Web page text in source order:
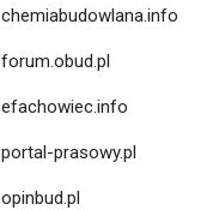
chemiabudowlana.info
forum.obud.pl
efachowiec.info
portal-prasowy.pl
opinbud.pl